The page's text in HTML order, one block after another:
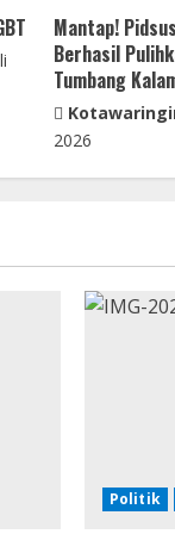
Mantap!
Berhasil
Tumbang
2026
Politik